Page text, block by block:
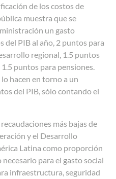
de los costos de
muestra que se
un gasto
del PIB al año, 2 puntos para
regional, 1.5 puntos
puntos para pensiones.
hacen en torno a un
del PIB, sólo contando el
más bajas de
y el Desarrollo
Latina como proporción
necesario para el gasto social
infraestructura, seguridad